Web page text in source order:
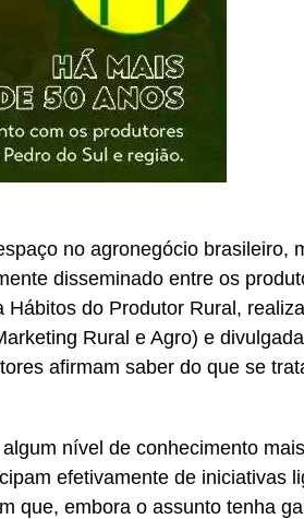
no agronegócio brasileiro,
disseminado entre os
Hábitos do Produtor Rural,
Rural e Agro) e
afirmam saber do que se
nível de conhecimento mais
efetivamente de iniciativas
que, embora o assunto tenha